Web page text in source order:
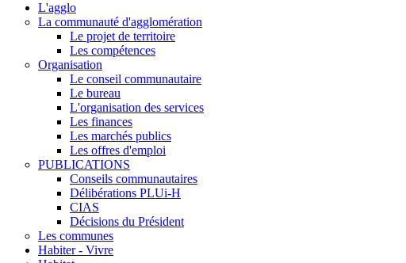
L'agglo
La communauté d'agglomération
Le projet de territoire
Les compétences
Organisation
Le conseil communautaire
Le bureau
L'organisation des services
Les finances
Les marchés publics
Les offres d'emploi
PUBLICATIONS
Conseils communautaires
Délibérations PLUi-H
CIAS
Décisions du Président
Les communes
Habiter - Vivre